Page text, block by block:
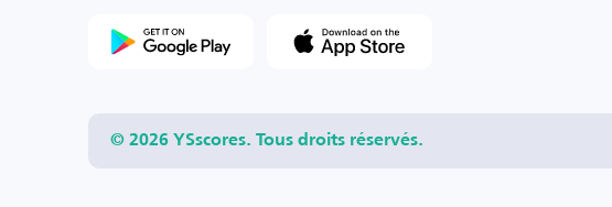
© 2026 YSscores. Tous droits réservés.